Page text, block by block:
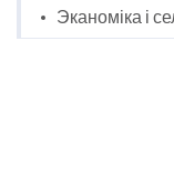
Эканоміка і